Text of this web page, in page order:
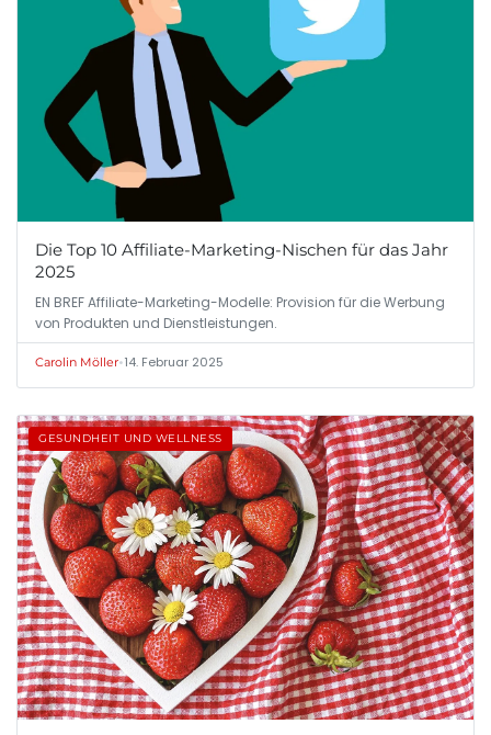
Die Top 10 Affiliate-Marketing-Nischen für das Jahr
2025
EN BREF Affiliate-Marketing-Modelle: Provision für die Werbung
von Produkten und Dienstleistungen.
Carolin Möller•14. Februar 2025
GESUNDHEIT UND WELLNESS